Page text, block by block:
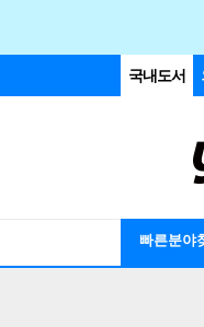
국내도서
빠른분야